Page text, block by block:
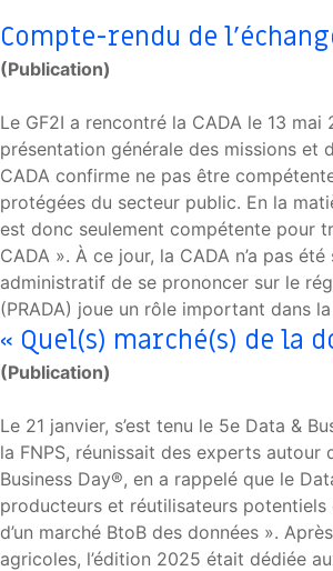
Compte-rendu de
(Publication)
Le GF2I a rencontré la CADA le 13
présentation générale des missions et
CADA confirme ne pas être
protégées du secteur public. En la
est donc seulement compétente pour
CADA ». À ce jour, la CADA n’a pas
administratif de se prononcer sur le
(PRADA) joue un rôle important dans
« Quel(s) marché(s) de la
(Publication)
Le 21 janvier, s’est tenu le 5e Data &
la FNPS, réunissait des experts autour
Business Day®, en a rappelé que le
producteurs et réutilisateurs
d’un marché BtoB des données ».
agricoles, l’édition 2025 était dédiée